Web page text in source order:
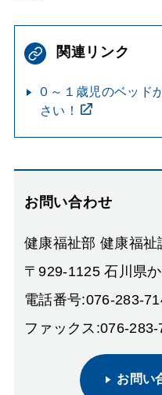
関連リンク
０～１歳児のベッド
さい！
お問い合わせ
健康福祉部 健康福
〒929-1125 石川県
電話番号:076-283-
ファックス:076-283-
お問い